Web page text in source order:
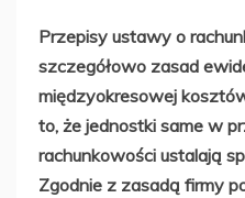
Przepisy ustawy o
szczegółowo zasad
międzyokresowej
to, że jednostki same w
rachunkowości ustalają
Zgodnie z zasadą firmy